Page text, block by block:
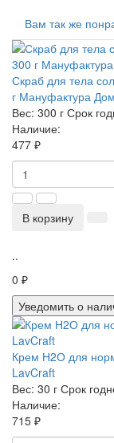
Вам так же
Скраб для тела
г Мануфактура
Вес: 300 г Срок
Наличие:
477 ₽
В корзину
..
0 ₽
Уведомить о
Крем Н2О для
LavCraft
Вес: 30 г Срок
Наличие:
715 ₽